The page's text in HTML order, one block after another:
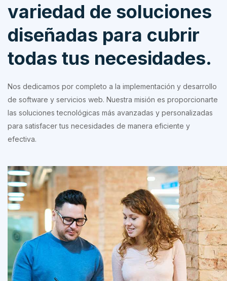
variedad de soluciones
diseñadas para cubrir
todas tus necesidades.
Nos dedicamos por completo a la implementación y desarrollo
de software y servicios web. Nuestra misión es proporcionarte
las soluciones tecnológicas más avanzadas y personalizadas
para satisfacer tus necesidades de manera eficiente y
efectiva.